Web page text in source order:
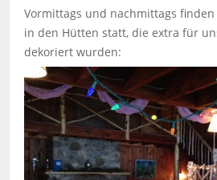
Vormittags und nachmittags
in den Hütten statt, die extra für
dekoriert wurden: